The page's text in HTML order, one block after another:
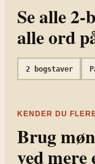
Se alle2-
alle ord
2bogstaver
KENDER DU
Brug
ved mere